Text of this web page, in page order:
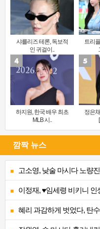
샤를리즈 테론, 독보적
인 귀걸이..
트리
하지원, 한국 배우 최초
MLB 시..
정은
깜짝 뉴스
고소영, 낮술 마시다 노량
이정재, ♥임세령 비키니
혜리 과감하게 벗었다, 탄